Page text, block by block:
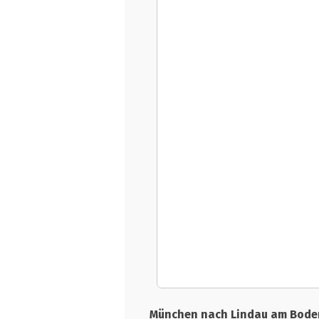
München nach Lindau am